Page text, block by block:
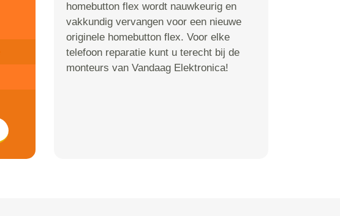
homebutton flex wordt nauwkeurig en
vakkundig vervangen voor een nieuwe
originele homebutton flex. Voor elke
telefoon reparatie kunt u terecht bij de
monteurs van Vandaag Elektronica!